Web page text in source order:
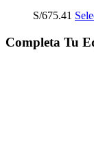
S/675.41
Completa Tu